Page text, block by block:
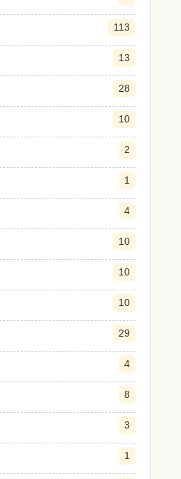
113
13
28
10
2
1
4
10
10
10
29
4
8
3
1